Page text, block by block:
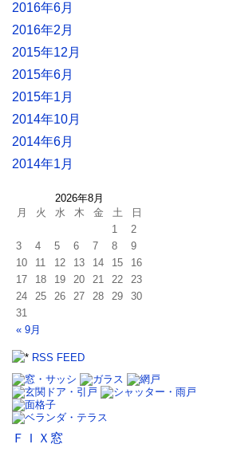
2016年6月
2016年2月
2015年12月
2015年6月
2015年1月
2014年10月
2014年6月
2014年1月
2026年8月
月
火 水 木 金 土 日
« 9月
1
2
3
4 5 6 7 8
9
10
11 12 13 14 15
16
17
18 19 20 21 22
23
24
25 26 27 28 29
30
31
RSS FEED
ＦＩＸ窓